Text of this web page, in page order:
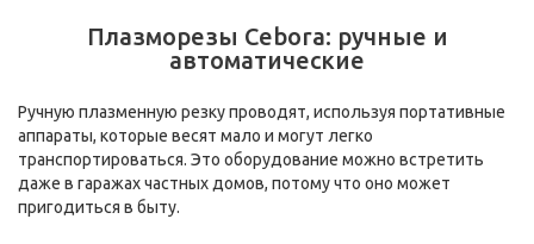
Плазморезы Сebora: ручные и
автоматические
Ручную плазменную резку проводят, используя портативные
аппараты, которые весят мало и могут легко
транспортироваться. Это оборудование можно встретить
даже в гаражах частных домов, потому что оно может
пригодиться в быту.